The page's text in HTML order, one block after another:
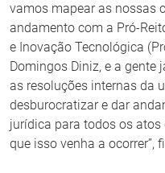
vamos mapear as nossas
andamento com a Pró-
e Inovação Tecnológica
Domingos Diniz, e a gente
as resoluções internas da
desburocratizar e dar
jurídica para todos os atos
que isso venha a ocorrer”,